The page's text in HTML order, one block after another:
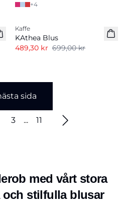
+4
Kaffe
KAthea Blus
489,30 kr 699,00 kr
sida
3 ... 11
med vårt stora
och stilfulla blusar